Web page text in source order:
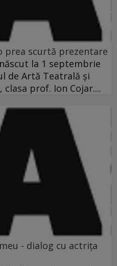
prea scurtă prezentare
la 1 septembrie
de Artă Teatrală şi
prof. Ion Cojar....
- dialog cu actriţa